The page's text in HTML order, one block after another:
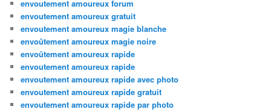
envoutement amoureux forum
envoutement amoureux gratuit
envoutement amoureux magie blanche
envoûtement amoureux magie noire
envoûtement amoureux rapide
envoutement amoureux rapide
envoutement amoureux rapide avec photo
envoutement amoureux rapide gratuit
envoutement amoureux rapide par photo